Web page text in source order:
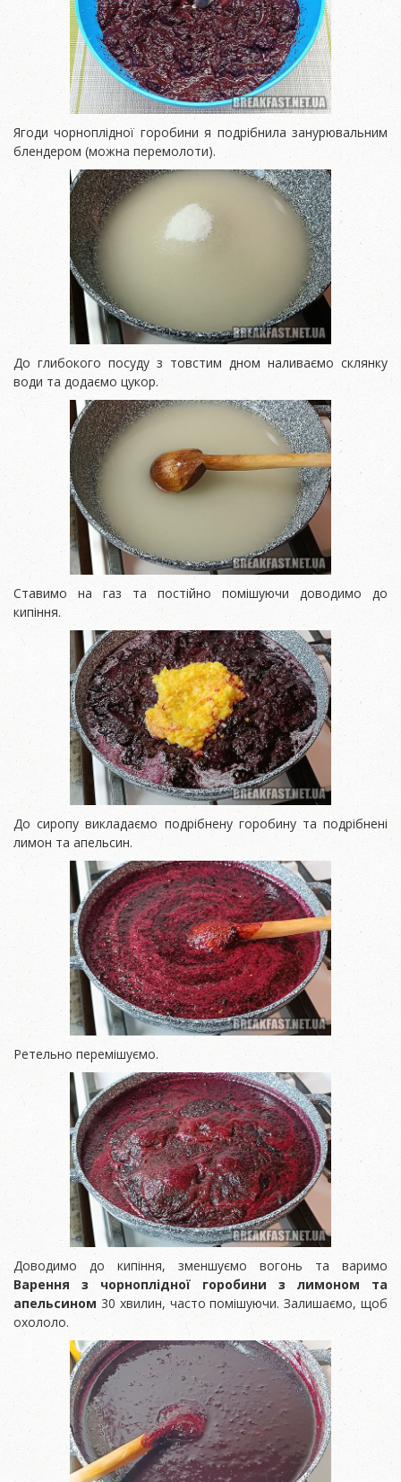
Ягоди чорноплідної горобини я подрібнила занурювальним
блендером (можна перемолоти).
До глибокого посуду з товстим дном наливаємо склянку
води та додаємо цукор.
Ставимо на газ та постійно помішуючи доводимо до
кипіння.
До сиропу викладаємо подрібнену горобину та подрібнені
лимон та апельсин.
Ретельно перемішуємо.
Доводимо до кипіння, зменшуємо вогонь та варимо
Варення з чорноплідної горобини з лимоном та
апельсином 30 хвилин, часто помішуючи. Залишаємо, щоб
охололо.